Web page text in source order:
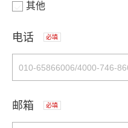
其他
电话 必填
邮箱 必填